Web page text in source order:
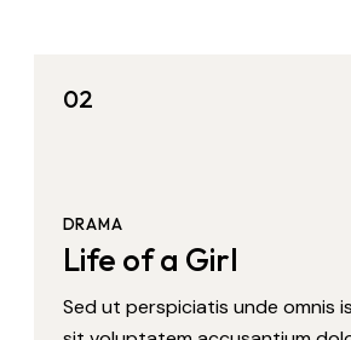
02
DRAMA
Life of a Girl
Sed ut perspiciatis unde omnis